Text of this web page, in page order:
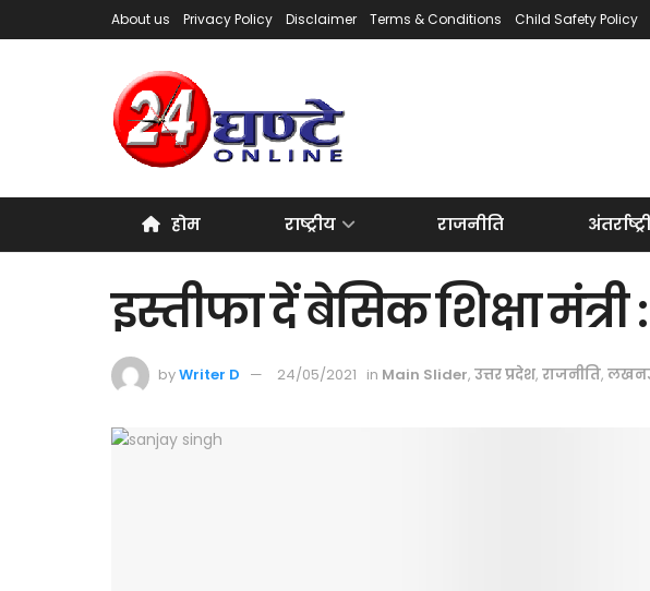
About us Privacy Policy Disclaimer Terms & Conditions Child Safety Policy
होम राष्ट्रीय राजनीति
इस्तीफा दें बेसिक शिक्षा
byWriter D 24/05/2021 in Main Slider, उत्तर प्रदेश, राजनीति,